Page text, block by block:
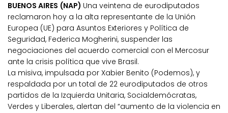
BUENOS AIRES (NAP) Una veintena de eurodiputados
reclamaron hoy a la alta representante de la Unión
Europea (UE) para Asuntos Exteriores y Política de
Seguridad, Federica Mogherini, suspender las
negociaciones del acuerdo comercial con el Mercosur
ante la crisis política que vive Brasil.
La misiva, impulsada por Xabier Benito (Podemos), y
respaldada por un total de 22 eurodiputados de otros
partidos de la Izquierda Unitaria, Socialdemócratas,
Verdes y Liberales, alertan del “aumento de la violencia en